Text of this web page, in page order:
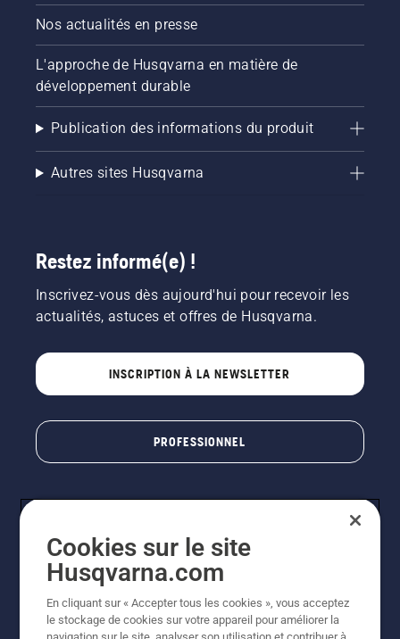
désactiver
le mode
savE.
Nos actualités en presse
L'approche de Husqvarna en matière de
développement durable
Publication des informations du produit
Autres sites Husqvarna
Restez informé(e) !
Inscrivez-vous dès aujourd'hui pour recevoir les
actualités, astuces et offres de Husqvarna.
INSCRIPTION À LA NEWSLETTER
PROFESSIONNEL
© Husqvarna AB (publ). Tous droits réservés. Les prix
Cookies sur le site
Husqvarna.com
En cliquant sur « Accepter tous les cookies », vous acceptez
le stockage de cookies sur votre appareil pour améliorer la